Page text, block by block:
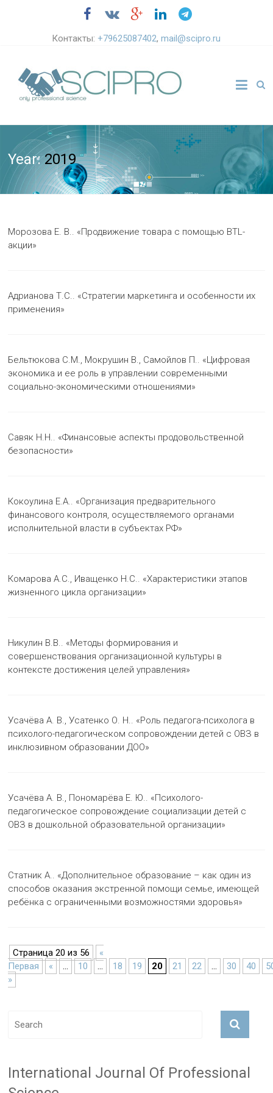
Контакты:+79625087402,mail@scipro.ru
Year:2019
Морозова Е. В.. «Продвижение товара с помощью BTL-
акции»
Адрианова Т.С.. «Стратегии маркетинга и особенности их
применения»
Бельтюкова С.М., Мокрушин В., Самойлов П.. «Цифровая
экономика и ее роль в управлении современными
социально-экономическими отношениями»
Савяк Н.Н.. «Финансовые аспекты продовольственной
безопасности»
Кокоулина Е.А.. «Организация предварительного
финансового контроля, осуществляемого органами
исполнительной власти в субъектах РФ»
Комарова А.С., Иващенко Н.С.. «Характеристики этапов
жизненного цикла организации»
Никулин В.В.. «Методы формирования и
совершенствования организационной культуры в
контексте достижения целей управления»
Усачёва А. В., Усатенко О. Н.. «Роль педагога-психолога в
психолого-педагогическом сопровождении детей с ОВЗ в
инклюзивном образовании ДОО»
Усачёва А. В., Пономарёва Е. Ю.. «Психолого-
педагогическое сопровождение социализации детей с
ОВЗ в дошкольной образовательной организации»
Статник А.. «Дополнительное образование – как один из
способов оказания экстренной помощи семье, имеющей
ребёнка с ограниченными возможностями здоровья»
Страница 20 из 56
«
Первая
« ... 10 ... 18 19 20 21 22 ... 30 40
»
International Journal Of Professional